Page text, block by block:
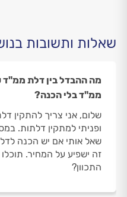
שאלות ותשובות
מה ההבדל בין דלת ממ"ד
ממ"ד בלי הכנה?
שלום, אני צריך להתקין
ופניתי למתקין דלתות.
שאל אותי אם יש הכנה
זה ישפיע על המחיר.
התכוון?